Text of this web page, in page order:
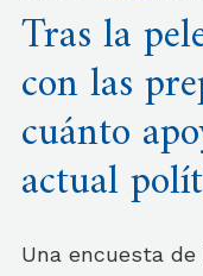
Tras la
con las
cuánto
actual
Una encuesta de